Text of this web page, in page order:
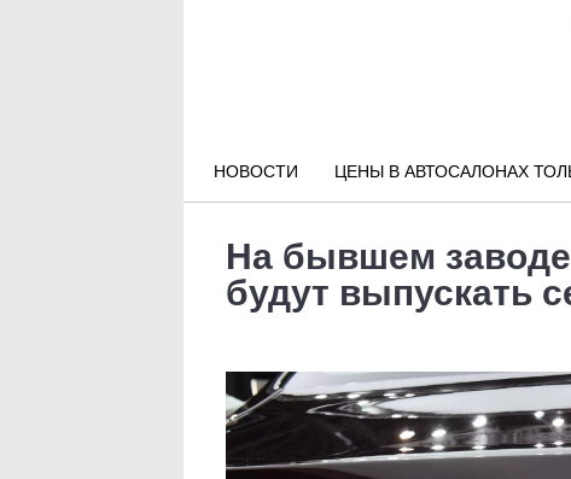
НОВОСТИ ЦЕНЫ В АВТОСАЛОНАХ
На бывшем
будут выпускать